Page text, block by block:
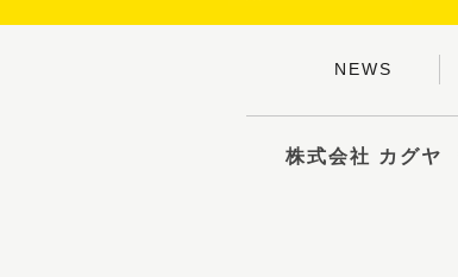
NEWS
株式会社 カグヤ